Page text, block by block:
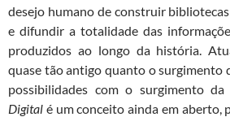
desejo humano de construir
e difundir a totalidade das
produzidos ao longo da história.
quase tão antigo quanto o surgimento
possibilidades com o surgimento
Digital é um conceito ainda em aberto,